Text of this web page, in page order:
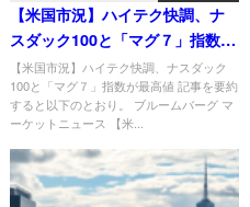
【米国市況】ハイテク快調、ナ
スダック100と「マグ７」指数が
最高値
【米国市況】ハイテク快調、ナスダック
100と「マグ７」指数が最高値 記事を要約
すると以下のとおり。 ブルームバーグ マ
ーケットニュース 【米...